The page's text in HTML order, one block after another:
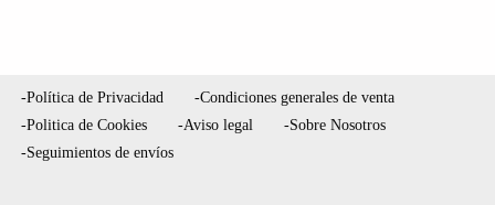
-Política de Privacidad
-Condiciones generales de venta
-Politica de Cookies
-Aviso legal
-Sobre Nosotros
-Seguimientos de envíos